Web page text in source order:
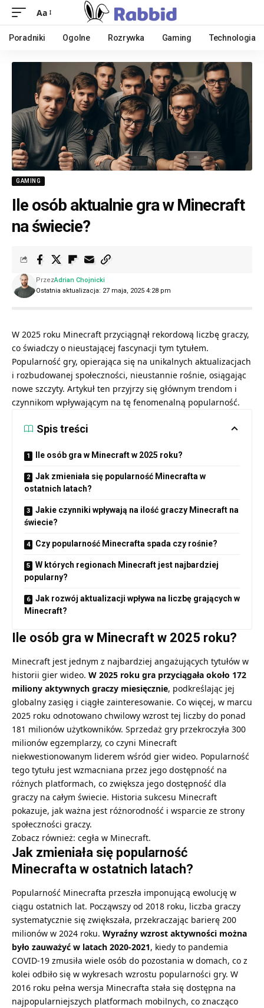
Aa
Poradniki Ogolne Rozrywka Gaming Technologia
GAMING
Ile osób aktualnie gra w Minecraft
na świecie?
Ostatnia aktualizacja: 27 maja, 2025 4:28 pm
PrzezAdrian Chojnicki
W 2025 roku Minecraft przyciągnął rekordową liczbę graczy,
co świadczy o nieustającej fascynacji tym tytułem.
Popularność gry, opierająca się na unikalnych aktualizacjach
i rozbudowanej społeczności, nieustannie rośnie, osiągając
nowe szczyty. Artykuł ten przyjrzy się głównym trendom i
czynnikom wpływającym na tę fenomenalną popularność.
Spis treści
Ile osób gra w Minecraft w 2025 roku?
Jak zmieniała się popularność Minecrafta w
ostatnich latach?
Jakie czynniki wpływają na ilość graczy Minecraft na
świecie?
Czy popularność Minecrafta spada czy rośnie?
W których regionach Minecraft jest najbardziej
popularny?
Jak rozwój aktualizacji wpływa na liczbę grających w
Minecraft?
Ile osób gra w Minecraft w 2025 roku?
Minecraft jest jednym z najbardziej angażujących tytułów w
historii gier wideo. W 2025 roku gra przyciągała około 172
miliony aktywnych graczy miesięcznie, podkreślając jej
globalny zasięg i ciągłe zainteresowanie. Co więcej, w marcu
2025 roku odnotowano chwilowy wzrost tej liczby do ponad
181 milionów użytkowników. Sprzedaż gry przekroczyła 300
milionów egzemplarzy, co czyni Minecraft
niekwestionowanym liderem wśród gier wideo. Popularność
tego tytułu jest wzmacniana przez jego dostępność na
różnych platformach, co zwiększa jego dostępność dla
graczy na całym świecie. Historia sukcesu Minecraft
pokazuje, jak ważna jest różnorodność i wsparcie ze strony
społeczności graczy.
Zobacz również: cegła w Minecraft.
Jak zmieniała się popularność
Minecrafta w ostatnich latach?
Popularność Minecrafta przeszła imponującą ewolucję w
ciągu ostatnich lat. Począwszy od 2018 roku, liczba graczy
systematycznie się zwiększała, przekraczając barierę 200
milionów w 2024 roku. Wyraźny wzrost aktywności można
było zauważyć w latach 2020-2021, kiedy to pandemia
COVID-19 zmusiła wiele osób do pozostania w domach, co z
kolei odbiło się w wykresach wzrostu popularności gry. W
2016 roku pełna wersja Minecrafta stała się dostępna na
najpopularniejszych platformach mobilnych, co znacząco